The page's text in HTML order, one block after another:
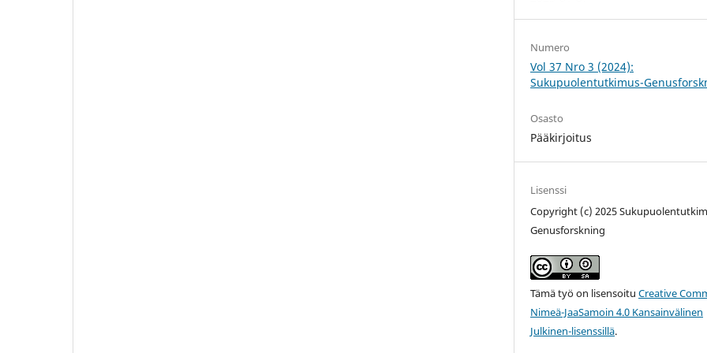
Numero
Vol 37 Nro 3 (2024):
Sukupuolentutkimus-
Osasto
Pääkirjoitus
Lisenssi
Copyright (c) 2025
Genusforskning
Tämä työ on lisensoituCreative
Nimeä-JaaSamoin 4.0 Kansainvälinen
Julkinen-lisenssillä.